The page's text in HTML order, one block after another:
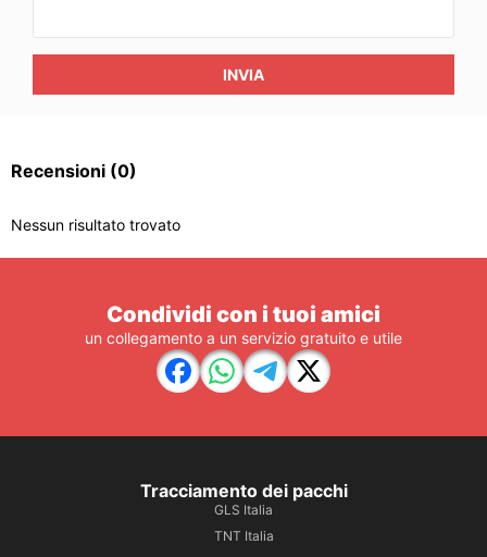
INVIA
Recensioni (0)
Nessun risultato trovato
Condividi con i tuoi amici
un collegamento a un servizio gratuito e utile
Tracciamento dei pacchi
GLS Italia
TNT Italia